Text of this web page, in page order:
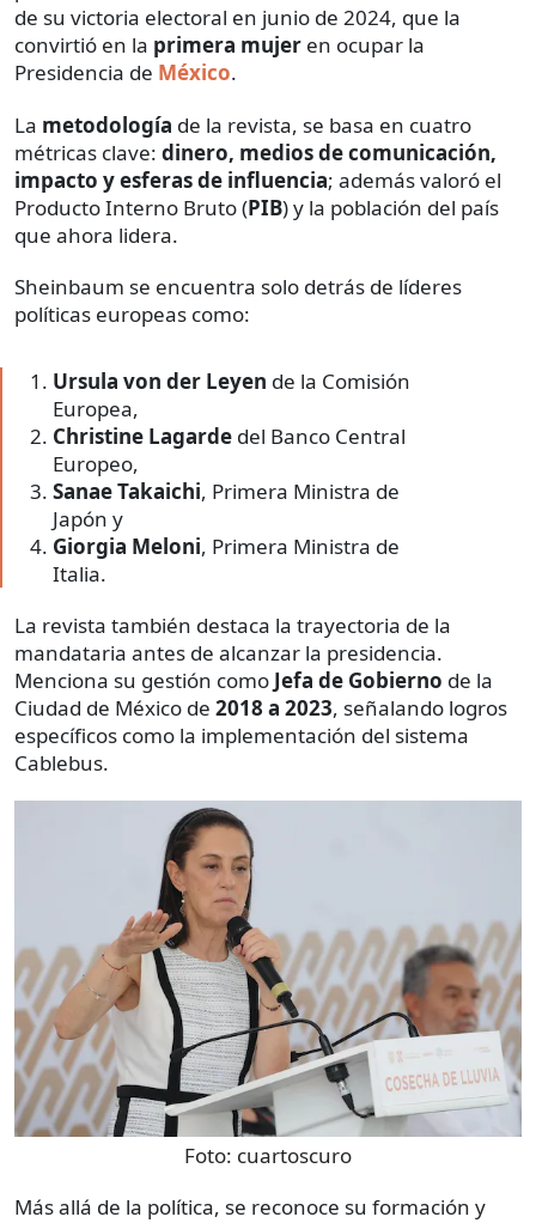
de su victoria electoral en junio de 2024, que la
convirtió en la primera mujer en ocupar la
Presidencia de México.
La metodología de la revista, se basa en cuatro
métricas clave: dinero, medios de comunicación,
impacto y esferas de influencia; además valoró el
Producto Interno Bruto (PIB) y la población del país
que ahora lidera.
Sheinbaum se encuentra solo detrás de líderes
políticas europeas como:
Ursula von der Leyen de la Comisión
Europea,
Christine Lagarde del Banco Central
Europeo,
Sanae Takaichi, Primera Ministra de
Japón y
Giorgia Meloni, Primera Ministra de
Italia.
La revista también destaca la trayectoria de la
mandataria antes de alcanzar la presidencia.
Menciona su gestión como Jefa de Gobierno de la
Ciudad de México de 2018 a 2023, señalando logros
específicos como la implementación del sistema
Cablebus.
Foto: cuartoscuro
Más allá de la política, se reconoce su formación y